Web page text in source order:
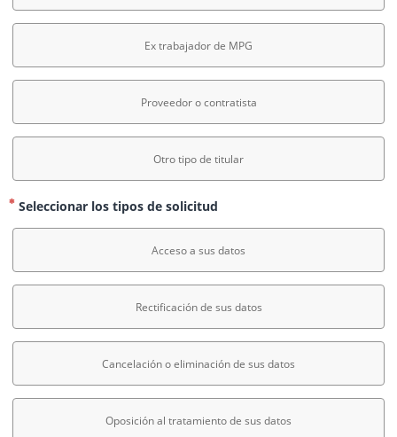
Ex trabajador de MPG
Proveedor o contratista
Otro tipo de titular
Seleccionar los tipos de solicitud
Acceso a sus datos
Rectificación de sus datos
Cancelación o eliminación de sus datos
Oposición al tratamiento de sus datos